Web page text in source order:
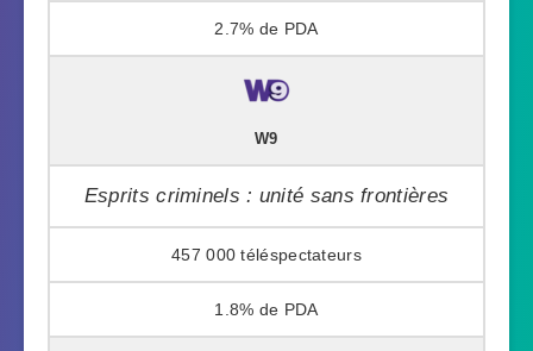
2.7%
W9
Esprits criminels : unité sans frontières
457 000
1.8%